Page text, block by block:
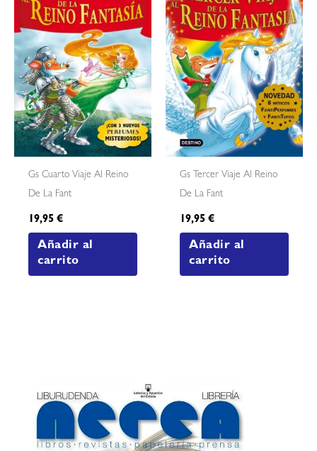
Gs Cuarto Viaje Al Reino
De La Fant
19,95€
Añadir al
carrito
Gs Tercer Viaje Al Reino
De La Fant
19,95€
Añadir al
carrito